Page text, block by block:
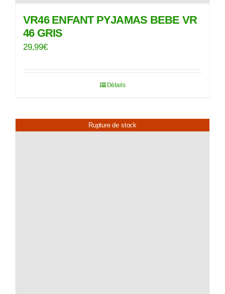
VR46 ENFANT PYJAMAS BEBE VR
46 GRIS
29,99€
Détails
Rupture de stock